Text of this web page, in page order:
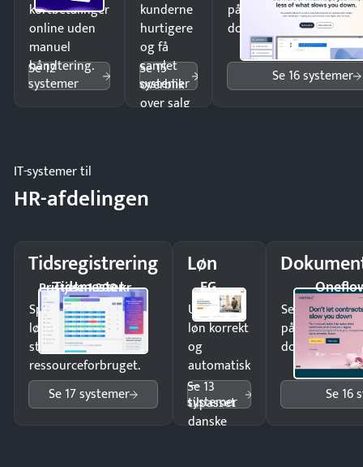
kortbetalinger
online uden
manuel
håndtering.
Se 12
systemer
kunderne
hurtigere
og få
samlet
overblik
over salg
Se 15
systemer
på minutter og mist
dokumenter.
Se 16 systemer
IT-systemer til
HR-afdelingen
Tidsregistrering
Tidsmester
Pristjek: 1.200 kr
Spar tid på
lønberegning og få
styr på
ressourceforbruget.
Se 17 systemer
Løn
EG
Udbetal
løn korrekt
og
automatisk
—
tilpasset
danske
Se 13
systemer
Send
på minutter
dokumenter.
Se 16